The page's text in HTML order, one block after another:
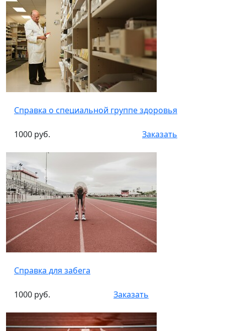
Справка о специальной группе здоровья
1000 руб. Заказать
Справка для забега
1000 руб. Заказать